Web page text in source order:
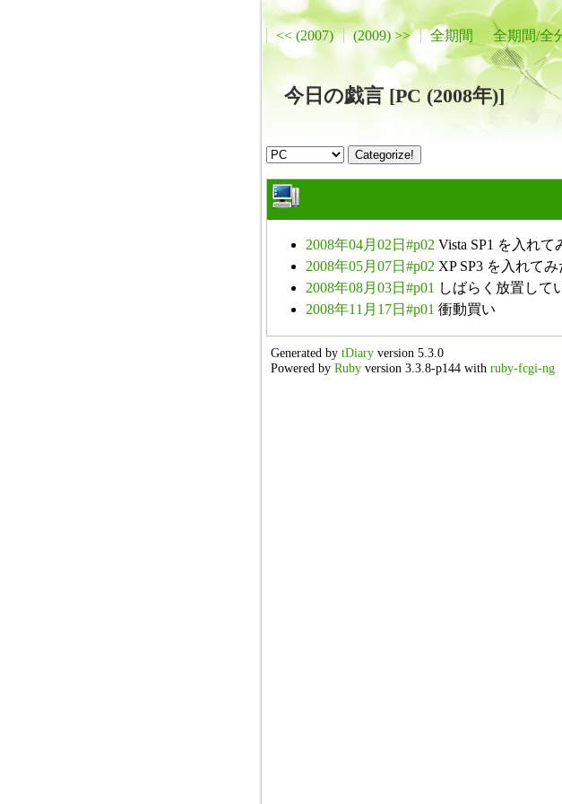
<< (2007) (2009) >> 全期間 全期間/全
今日の戯言 [PC (2008年)]
2008年04月02日#p02 Vista SP1 を入れて
2008年05月07日#p02 XP SP3 を入れてみ
2008年08月03日#p01 しばらく放置して
2008年11月17日#p01 衝動買い
Generated by tDiary version 5.3.0
Powered by Ruby version 3.3.8-p144 with ruby-fcgi-ng